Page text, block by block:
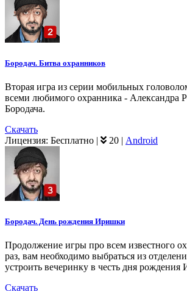
Бородач. Битва охранников
Вторая игра из серии мобильных
всеми любимого охранника - Александра
Бородача.
Скачать
Лицензия: Бесплатно | 20 | Android
Бородач. День рождения Иришки
Продолжение игры про всем известного
раз, вам необходимо выбраться из
устроить вечеринку в честь дня
Скачать